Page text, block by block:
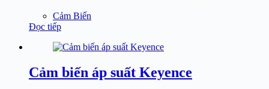
Cảm Biến
Đọc tiếp
Cảm biến áp suất Keyence